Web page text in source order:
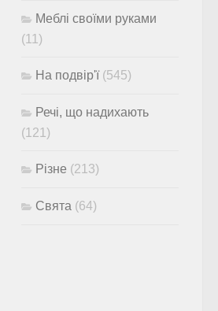
Меблі своїми руками
(11)
На подвір'ї(545)
Речі, що надихають
(121)
Різне (213)
Свята (64)